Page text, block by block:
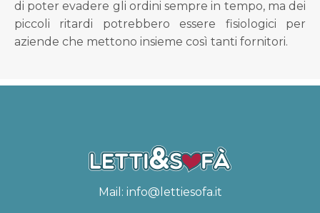
di poter evadere gli ordini sempre in tempo, ma dei
piccoli ritardi potrebbero essere fisiologici per
aziende che mettono insieme così tanti fornitori.
Mail: info@lettiesofa.it